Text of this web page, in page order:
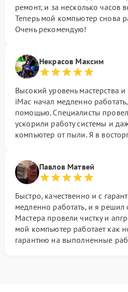
ремонт, и за несколько часов
Теперь мой компьютер снова
Очень рекомендую!
Некрасов Максим
Высокий уровень мастерства
iMac начал медленно
помощью. Специалисты
ускорили работу системы и
компьютер от пыли. Я в
Павлов Матвей
Быстро, качественно и с
медленно работать, и я решил
Мастера провели чистку и
мой компьютер работает как
гарантию на выполненные